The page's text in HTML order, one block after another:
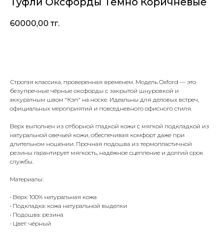
60000,00 тг.
Строгая классика, проверенная временем. Модель Oxford — это
безупречные чёрные оксфорды с закрытой шнуровкой и
аккуратным швом "Кэп" на носке. Идеальны для деловых встреч,
официальных мероприятий и повседневного офисного стиля.
Верх выполнен из отборной гладкой кожи с мягкой подкладкой из
натуральной овечьей кожи, обеспечивая комфорт даже при
длительном ношении. Прочная подошва из термопластичной
резины гарантирует мягкость, надёжное сцепление и долгий срок
службы.
Материалы:
• Верх: 100% натуральная кожа
• Подкладка: кожа натуральной выделки
• Подошва: резина
• Цвет: чёрный